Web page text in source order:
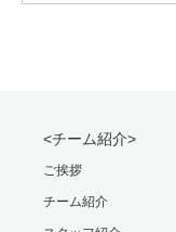
<チーム紹介>
ご挨拶
チーム紹介